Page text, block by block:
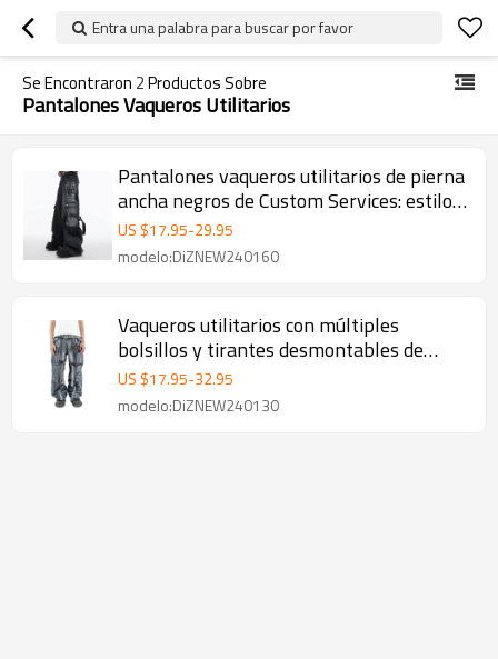
Entra una palabra para buscar por favor
Se Encontraron 2Productos Sobre
Pantalones Vaqueros Utilitarios
Pantalones vaqueros utilitarios de pierna
ancha negros de Custom Services: estilo
urbano táctico
US $17.95-29.95
modelo:DiZNEW240160
Vaqueros utilitarios con múltiples
bolsillos y tirantes desmontables de
DiZNEW para la moda urbana
US $17.95-32.95
modelo:DiZNEW240130